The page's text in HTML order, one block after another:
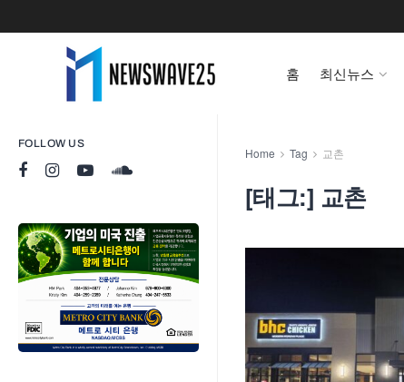
FOLLOW US
홈 최신뉴스
Home Tag 교촌
[태그:] 교촌